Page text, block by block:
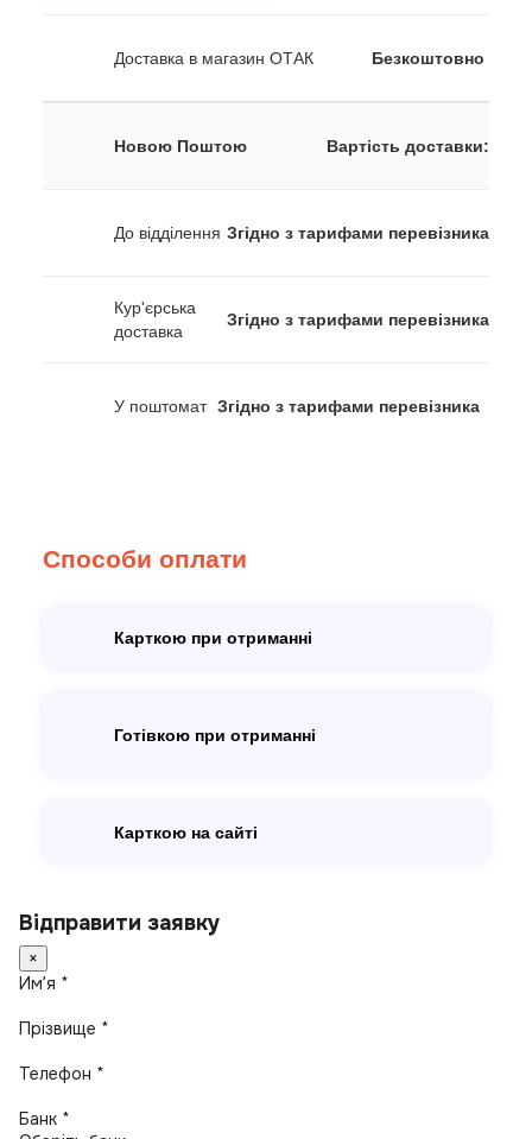
Доставка в магазин ОТАК Безкоштовно
Новою Поштою Вартість доставки:
До відділення Згідно з тарифами перевізника
Кур'єрська
доставка
Згідно з тарифами перевізника
У поштомат Згідно з тарифами перевізника
Способи оплати
Карткою при отриманні
Готівкою при отриманні
Карткою на сайті
Відправити заявку
×
Имʼя *
Прізвище *
Телефон *
Банк *